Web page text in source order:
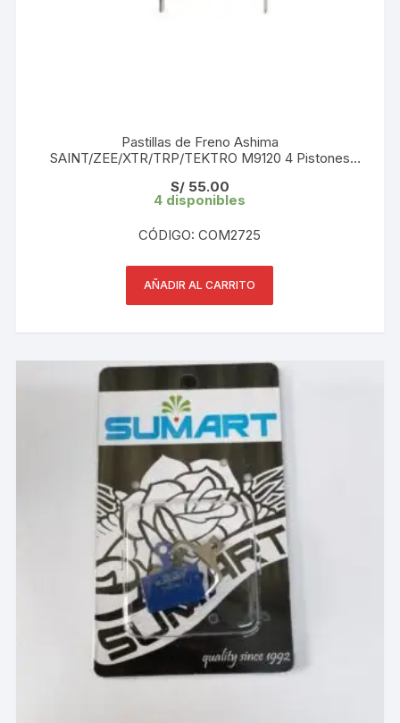
Pastillas de Freno Ashima
SAINT/ZEE/XTR/TRP/TEKTRO M9120 4 Pistones
S/55.00
4 disponibles
CÓDIGO: COM2725
AÑADIR AL CARRITO